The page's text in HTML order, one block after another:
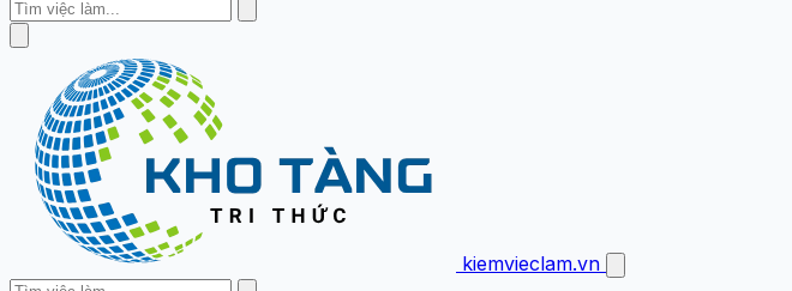
kiemvieclam.vn